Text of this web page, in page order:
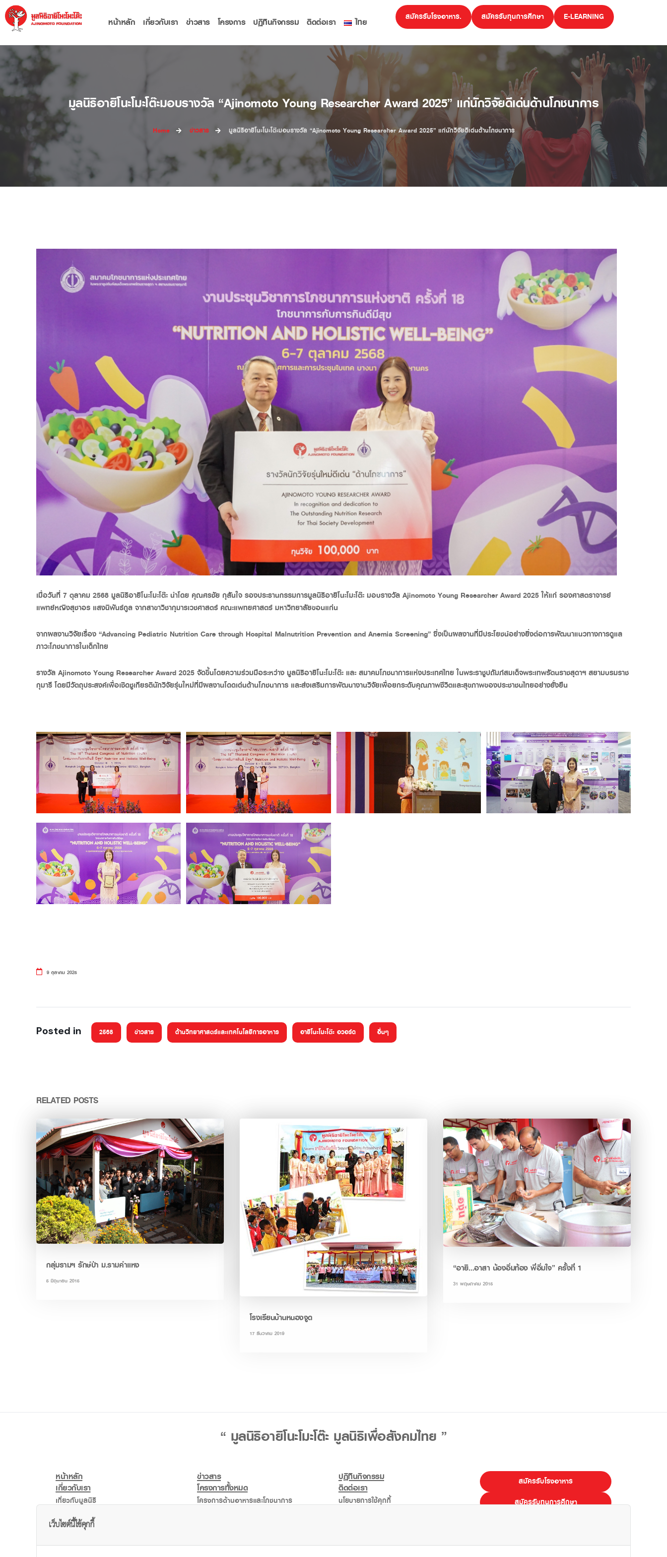
หน้าหลัก เกี่ยวกับเรา ข่าวสาร โครงการ ปฏิทินกิจกรรม ติดต่อเรา ไทย สมัครรับโรงอาหาร. สมัครรับทุนการศึกษา E-LEARNING
มูลนิธิอายิโนะโมะโต๊ะมอบรางวัล “Ajinomoto Young Researcher Award 2025” แก่นักวิจัยดีเด่นด้านโภชนาการ
Home ข่าวสาร มูลนิธิอายิโนะโมะโต๊ะมอบรางวัล “Ajinomoto Young Researcher Award 2025” แก่นักวิจัยดีเด่นด้านโภชนาการ
เมื่อวันที่ 7 ตุลาคม 2568 มูลนิธิอายิโนะโมะโต๊ะ นำโดย คุณศรชัย กุสันใจ รองประธานกรรมการมูลนิธิอายิโนะโมะโต๊ะ มอบรางวัล Ajinomoto Young Researcher Award 2025ให้แก่ รองศาสตราจารย์
แพทย์หญิงสุชาอร แสงนิพันธ์กูล จากสาขาวิชากุมารเวชศาสตร์ คณะแพทยศาสตร์ มหาวิทยาลัยขอนแก่น
จากผลงานวิจัยเรื่อง “Advancing Pediatric Nutrition Care through Hospital Malnutrition Prevention and Anemia Screening” ซึ่งเป็นผลงานที่มีประโยชน์อย่างยิ่งต่อการพัฒนาแนวทางการดูแล
ภาวะโภชนาการในเด็กไทย
รางวัล Ajinomoto Young Researcher Award 2025 จัดขึ้นโดยความร่วมมือระหว่าง มูลนิธิอายิโนะโมะโต๊ะ และ สมาคมโภชนาการแห่งประเทศไทย ในพระราชูปถัมภ์สมเด็จพระเทพรัตนราชสุดาฯ สยามบรมราช
กุมารี โดยมีวัตถุประสงค์เพื่อเชิดชูเกียรตินักวิจัยรุ่นใหม่ที่มีผลงานโดดเด่นด้านโภชนาการ และส่งเสริมการพัฒนางานวิจัยเพื่อยกระดับคุณภาพชีวิตและสุขภาพของประชาชนไทยอย่างยั่งยืน
9 ตุลาคม 2025
Posted in 2568 ข่าวสาร ด้านวิทยาศาสตร์และเทคโนโลยีการอาหาร อายิโนะโมะโต๊ะ อวอร์ด อื่นๆ
RELATED POSTS
กลุ่มรามฯ รักษ์ป่า ม.รามคำแหง
5 มิถุนายน 2015
โรงเรียนบ้านหนองจูด
17 ธันวาคม 2019
“อายิ…อาสา น้องอิ่มท้อง พี่อิ่มใจ” ครั้งที่ 1
31 พฤษภาคม 2015
“ มูลนิธิอายิโนะโมะโต๊ะ มูลนิธิเพื่อสังคมไทย ”
หน้าหลัก
เกี่ยวกับเรา
เกี่ยวกับมูลนิธิ
ความเป็นมา
คณะกรรมการ
ข่าวสาร
โครงการทั้งหมด
โครงการด้านอาหารและโภชนาการ
โครงการในอดีต
ปฏิทินกิจกรรม
ติดต่อเรา
นโยบายการใช้คุกกี้
สมัครรับโรงอาหาร
สมัครรับทุนการศึกษา
เว็บไซต์นี้ใช้คุกกี้